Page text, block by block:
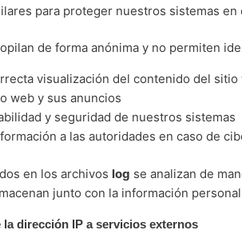
para proteger nuestros sistemas en
de forma anónima y no permiten
visualización del contenido del sitio
web y sus anuncios
y seguridad de nuestros sistemas
a las autoridades en caso de
en los archivos log se analizan de
junto con la información
la dirección IP a servicios externos